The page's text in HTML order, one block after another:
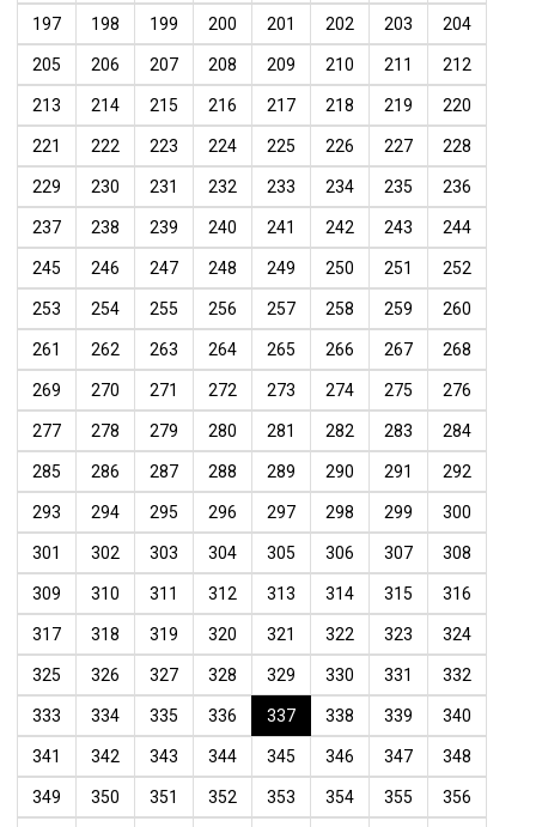
197 198 199 200 201 202 203 204
205 206 207 208 209 210 211 212
213 214 215 216 217 218 219 220
221 222 223 224 225 226 227 228
229 230 231 232 233 234 235 236
237 238 239 240 241 242 243 244
245 246 247 248 249 250 251 252
253 254 255 256 257 258 259 260
261 262 263 264 265 266 267 268
269 270 271 272 273 274 275 276
277 278 279 280 281 282 283 284
285 286 287 288 289 290 291 292
293 294 295 296 297 298 299 300
301 302 303 304 305 306 307 308
309 310 311 312 313 314 315 316
317 318 319 320 321 322 323 324
325 326 327 328 329 330 331 332
333 334 335 336 337 338 339 340
341 342 343 344 345 346 347 348
349 350 351 352 353 354 355 356